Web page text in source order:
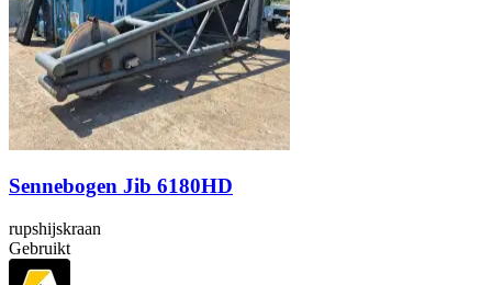
Sennebogen Jib 6180HD
rupshijskraan
Gebruikt